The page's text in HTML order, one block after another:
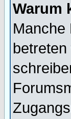
Warum
Manche